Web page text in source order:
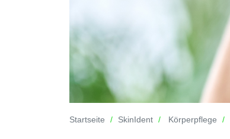
Startseite SkinIdent Körperpflege